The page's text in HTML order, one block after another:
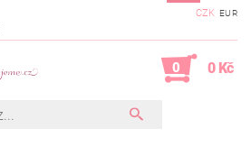
CZK EUR
0 0 Kč